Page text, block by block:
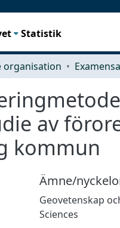
Statistik
organisation
av
kommun
Ämne/
Geovetenskap
Sciences